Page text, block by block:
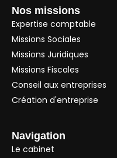
Nos missions
Expertise comptable
Missions Sociales
Missions Juridiques
Missions Fiscales
Conseil aux entreprises
Création d'entreprise
Navigation
Le cabinet